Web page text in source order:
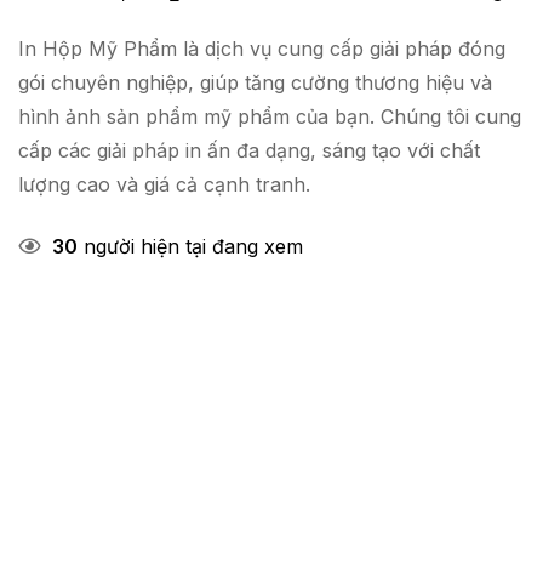
In Hộp Mỹ Phẩm là dịch vụ cung cấp giải pháp đóng
gói chuyên nghiệp, giúp tăng cường thương hiệu và
hình ảnh sản phẩm mỹ phẩm của bạn. Chúng tôi cung
cấp các giải pháp in ấn đa dạng, sáng tạo với chất
lượng cao và giá cả cạnh tranh.
30 người hiện tại đang xem